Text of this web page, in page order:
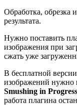
Обработка, обрезка
результата.
Нужно поставить
изображения при
сжать уже
В бесплатной
изображений нужно
Smushing in Progress
работа плагина